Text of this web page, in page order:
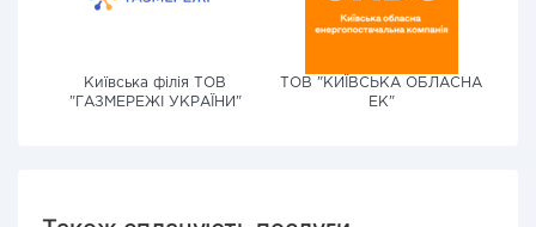
Київська філія ТОВ
"ГАЗМЕРЕЖІ УКРАЇНИ"
ТОВ "КИЇВСЬКА ОБЛАСНА
ЕК"